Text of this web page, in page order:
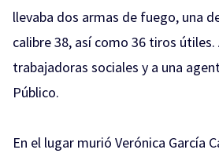
llevaba dos armas de fuego, una
calibre 38, así como 36 tiros
trabajadoras sociales y a una
Público.
En el lugar murió Verónica García